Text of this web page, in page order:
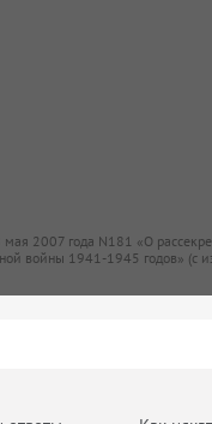
2007 года N181 «О
войны 1941-1945 годов» (с